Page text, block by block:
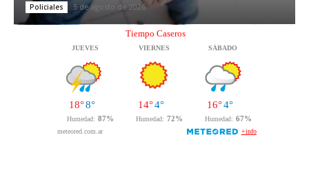
Policiales 5 de agosto de 2026